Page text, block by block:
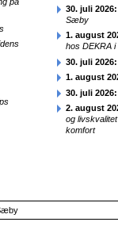
30. juli 2026:
Sæby
1. august
hos DEKRA
30. juli 2026:
1. august
30. juli 2026:
2. august
og
komfort